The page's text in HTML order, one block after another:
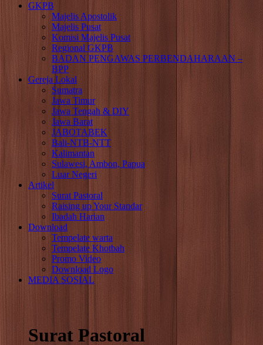
GKPB
Majelis Apostolik
Majelis Pusat
Komisi Majelis Pusat
Regional GKPB
BADAN PENGAWAS PERBENDAHARAAN –
BPP
Gereja Lokal
Sumatra
Jawa Timur
Jawa Tengah & DIY
Jawa Barat
JABOTABEK
Bali-NTB-NTT
Kalimantan
Sulawesi, Ambon, Papua
Luar Negeri
Artikel
Surat Pastoral
Raising up Your Standar
Ibadah Harian
Download
Tempelate warta
Tempelate Khotbah
Promo Video
Download Logo
MEDIA SOSIAL
Surat Pastoral